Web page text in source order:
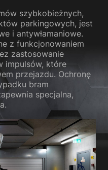
szybkobieżnych,
parkingowych, jest
i antywłamaniowe.
z funkcjonowaniem
zastosowanie
impulsów, które
przejazdu. Ochronę
bram
specjalna,